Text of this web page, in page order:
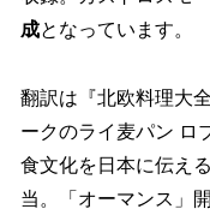
成となっています。
翻訳は『北欧料理大
ークのライ麦パン ロ
食文化を日本に伝え
当。「オーマンス」